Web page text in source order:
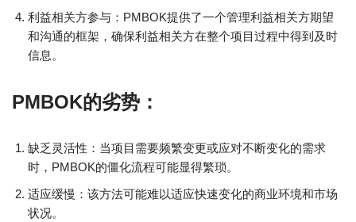
利益相关方参与：PMBOK提供了一个管理利益相关方期望
和沟通的框架，确保利益相关方在整个项目过程中得到及时
信息。
PMBOK的劣势：
缺乏灵活性：当项目需要频繁变更或应对不断变化的需求
时，PMBOK的僵化流程可能显得繁琐。
适应缓慢：该方法可能难以适应快速变化的商业环境和市场
状况。